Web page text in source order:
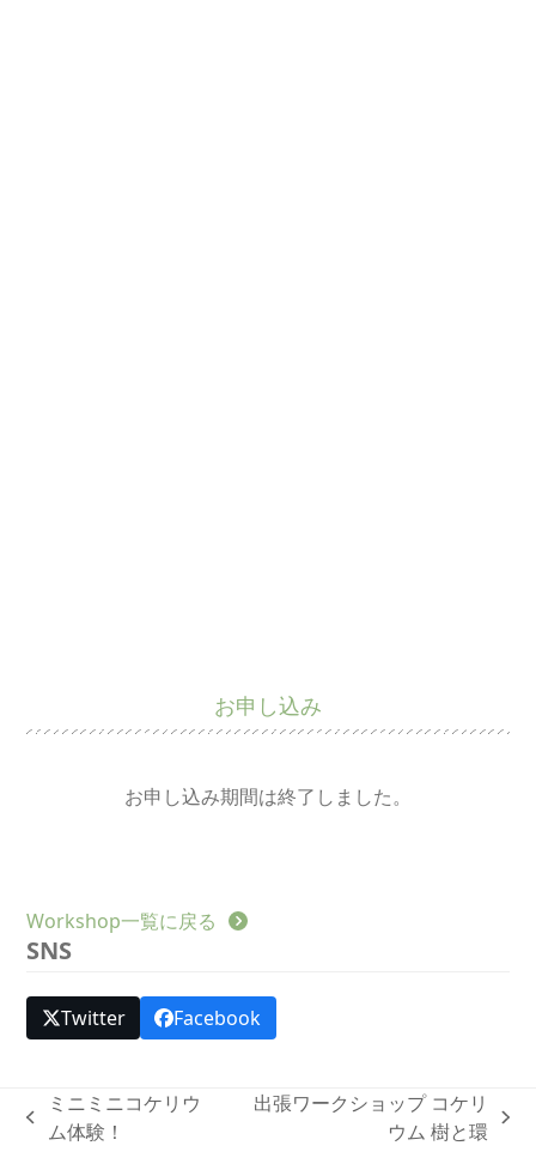
お申し込み
お申し込み期間は終了しました。
Workshop一覧に戻る
SNS
Twitter Facebook
previous
ミニミニコケリウ
ム体験！
出張ワークショップ コケリ
ウム 樹と環